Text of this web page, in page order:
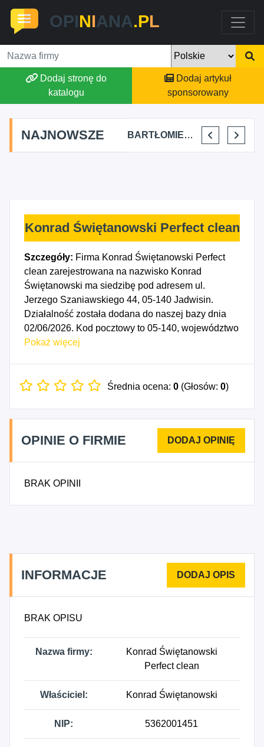
OPINIANA.PL
Dodaj stronę do
katalogu
Dodaj artykuł
sponsorowany
NAJNOWSZE
FJK-IT FILIP SZYMAŃSKI BARTŁOMIEJ DYLIK CLOUDY AFFAIRS INTERNATIONAL KRYSTIAN PISULA
Konrad Świętanowski Perfect clean
Szczegóły: Firma Konrad Świętanowski Perfect
clean zarejestrowana na nazwisko Konrad
Świętanowski ma siedzibę pod adresem ul.
Jerzego Szaniawskiego 44, 05-140 Jadwisin.
Działalność została dodana do naszej bazy dnia
02/06/2026. Kod pocztowy to 05-140, województwo
MAZOWIECKIE, powiat legionowski. Data
- Pozostałe specjalistyczne roboty budowlane,
drewna i materiałów budowlanych, 9531C -
Działalność usługowa detailingu pojazdów
silnikowych, z wyłączeniem motocykli.
Pokaż więcej
Średnia ocena: 0 (Głosów: 0)
OPINIE O FIRMIE
BRAK OPINII
INFORMACJE
BRAK OPISU
Nazwa firmy:
Konrad Świętanowski
Perfect clean
Właściciel: Konrad Świętanowski
NIP: 5362001451